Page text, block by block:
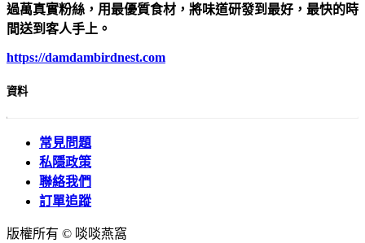
過萬真實粉絲，用最優質食材，將味道研發到最好，最快的時
間送到客人手上。
https://damdambirdnest.com​
資料
常見問題
私隱政策
聯絡我們
訂單追蹤
版權所有 © 啖啖燕窩